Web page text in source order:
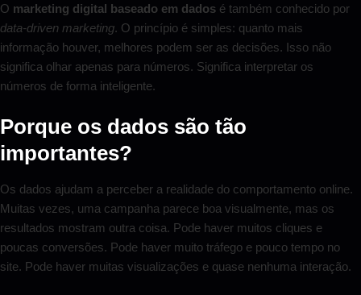
O marketing digital baseado em dados é também conhecido por
data-driven marketing. O princípio é simples: quanto mais
informação houver, melhores podem ser as decisões. Isso não
significa olhar apenas para números. Significa interpretar os
números de forma inteligente.
Porque os dados são tão
importantes?
Os dados ajudam a perceber a realidade do comportamento online.
Muitas vezes, uma campanha parece boa visualmente, mas os
resultados mostram outra coisa. Pode haver muitos cliques e
poucas conversões. Pode haver muito tráfego e pouco tempo no
site. Pode haver muitas visualizações e quase nenhuma interação.